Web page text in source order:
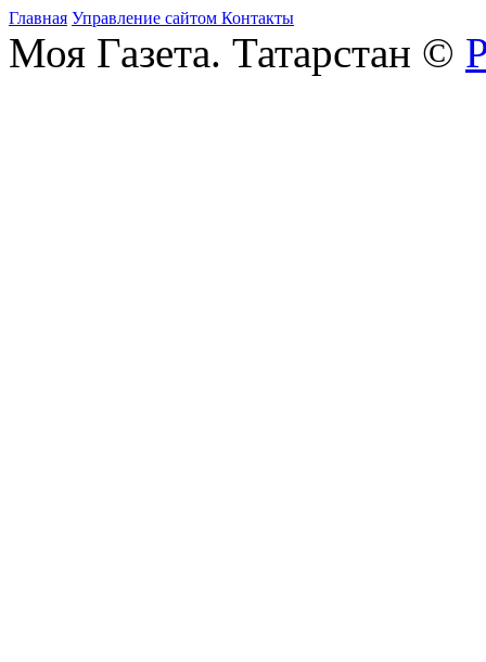
Главная Управление сайтом Контакты
Моя Газета. Татарстан ©